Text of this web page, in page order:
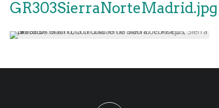
GR303SierraNorteMadrid.jpg